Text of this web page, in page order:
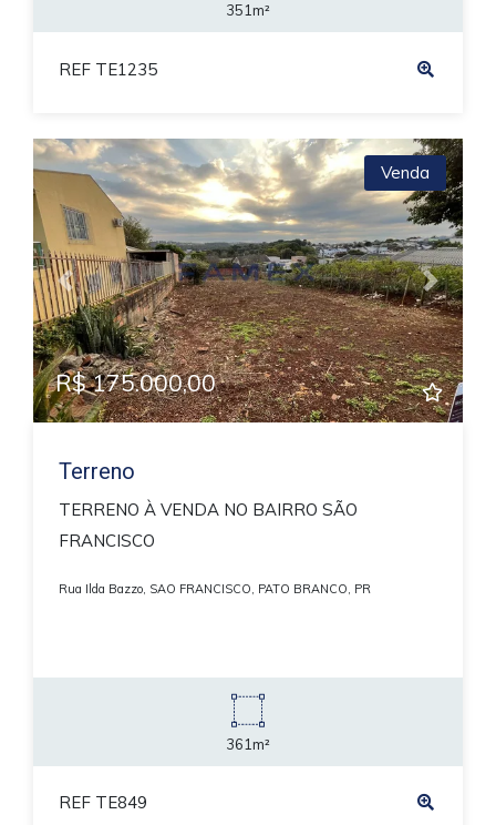
351m²
REF TE1235
Previous Next
Venda
R$ 175.000,00
Terreno
TERRENO À VENDA NO BAIRRO SÃO
FRANCISCO
Rua Ilda Bazzo, SAO FRANCISCO, PATO BRANCO, PR
361m²
REF TE849